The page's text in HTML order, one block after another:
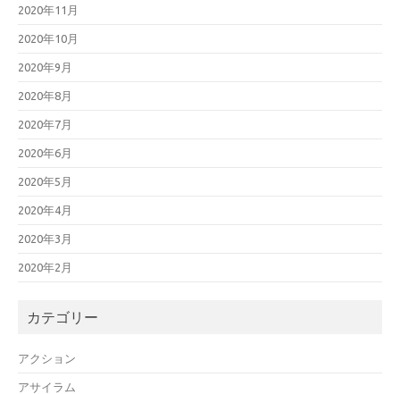
2020年11月
2020年10月
2020年9月
2020年8月
2020年7月
2020年6月
2020年5月
2020年4月
2020年3月
2020年2月
カテゴリー
アクション
アサイラム